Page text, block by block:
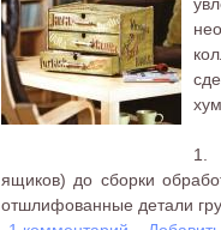
1.
ящиков) до сборки
отшлифованные детали